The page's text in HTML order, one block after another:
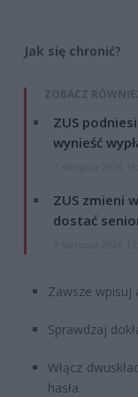
Jak się chronić?
ZOBACZ
ZUS
wynieść
ZUS zmieni
dostać
Zawsze wpisuj
Sprawdzaj
Włącz
hasła.